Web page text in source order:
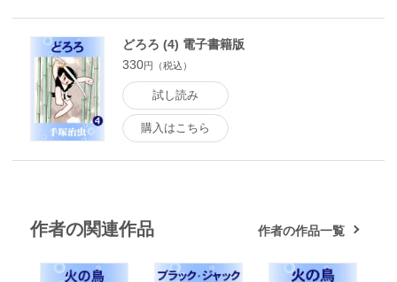
どろろ (4) 電子書籍版
330円（税込）
試し読み
購入はこちら
作者の関連作品 作者の作品一覧